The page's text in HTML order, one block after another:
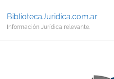
BibliotecaJuridica.com.ar
Información Jurídica relevante.